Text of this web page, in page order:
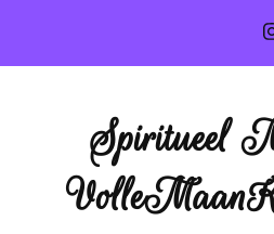
Spiritueel